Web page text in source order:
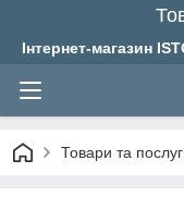
Інтернет-магазин
Товари та